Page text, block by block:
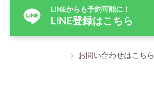
LINEからも予約可能に！
LINE登録はこちら
お問い合わせはこちら